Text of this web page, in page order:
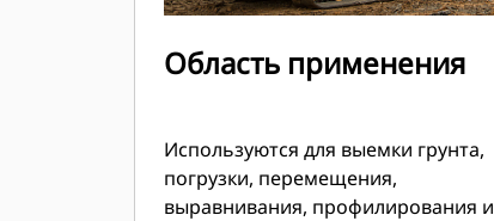
Область применения
Используются для выемки грунта,
погрузки, перемещения,
выравнивания, профилирования и